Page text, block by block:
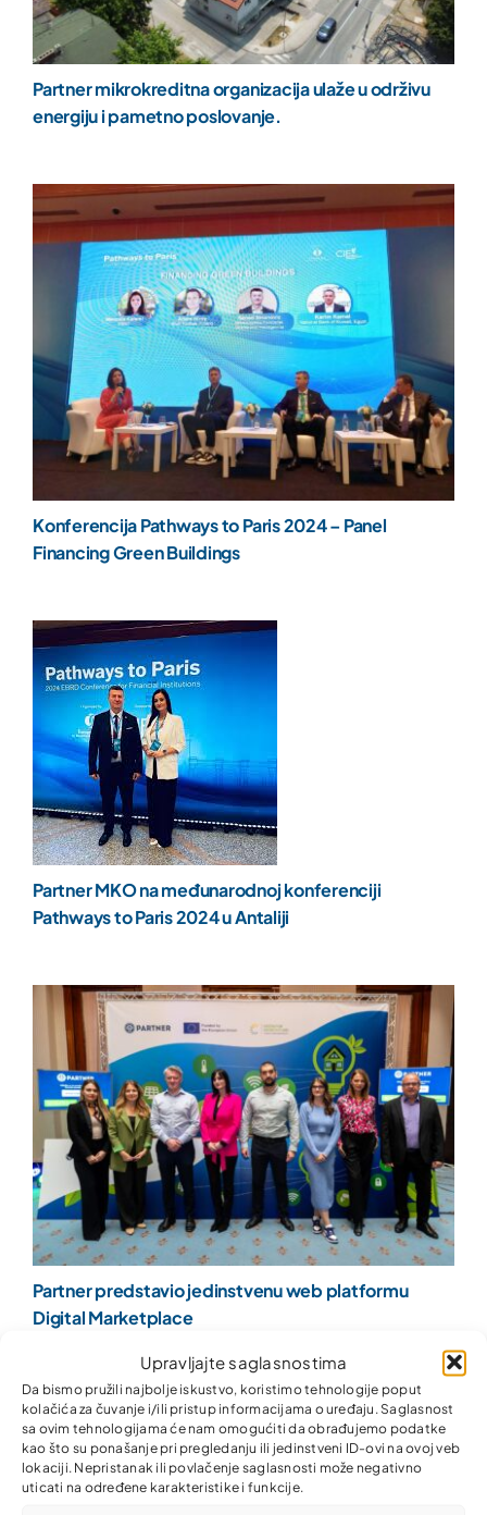
Upravljajte saglasnostima
Da bismo pružili najbolje iskustvo, koristimo tehnologije poput
kolačića za čuvanje i/ili pristup informacijama o uređaju. Saglasnost
sa ovim tehnologijama će nam omogućiti da obrađujemo podatke
kao što su ponašanje pri pregledanju ili jedinstveni ID-ovi na ovoj veb
lokaciji. Nepristanak ili povlačenje saglasnosti može negativno
uticati na određene karakteristike i funkcije.
Partner mikrokreditna organizacija ulaže u održivu
energiju i pametno poslovanje.
Konferencija Pathways to Paris 2024 – Panel
Financing Green Buildings
Partner MKO na međunarodnoj konferenciji
Pathways to Paris 2024 u Antaliji
Partner predstavio jedinstvenu web platformu
Digital Marketplace